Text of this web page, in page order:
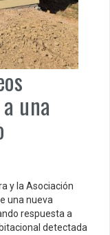
una
y la Asociación
una nueva
respuesta a
detectada